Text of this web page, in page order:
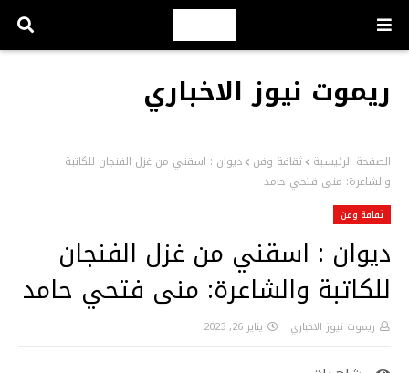
ريموت نيوز الاخباري
الصفحة الرئيسية ثقافة وفن ديوان : اسقني من غزل الفنجان للكاتبة
والشاعرة: منى فتحي حامد
ثقافة وفن
ديوان : اسقني من غزل الفنجان
للكاتبة والشاعرة: منى فتحي حامد
ريموت نيوز الاخباري يناير 26, 2023